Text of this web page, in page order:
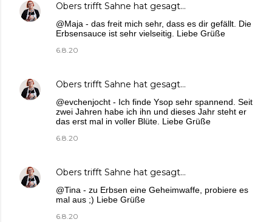
Obers trifft Sahne hat gesagt…
@Maja - das freit mich sehr, dass es dir gefällt. Die
Erbsensauce ist sehr vielseitig. Liebe Grüße
6.8.20
Obers trifft Sahne hat gesagt…
@evchenjocht - Ich finde Ysop sehr spannend. Seit
zwei Jahren habe ich ihn und dieses Jahr steht er
das erst mal in voller Blüte. Liebe Grüße
6.8.20
Obers trifft Sahne hat gesagt…
@Tina - zu Erbsen eine Geheimwaffe, probiere es
mal aus ;) Liebe Grüße
6.8.20